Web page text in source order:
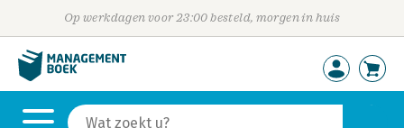
Op werkdagen voor 23:00 besteld, morgen in huis